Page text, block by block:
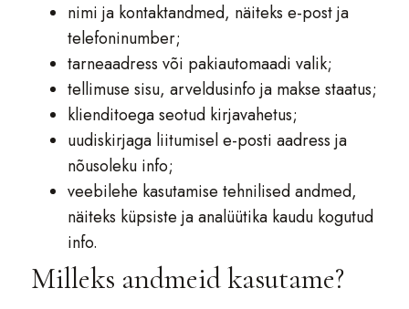
nimi ja kontaktandmed, näiteks e-post ja
telefoninumber;
tarneaadress või pakiautomaadi valik;
tellimuse sisu, arveldusinfo ja makse staatus;
klienditoega seotud kirjavahetus;
uudiskirjaga liitumisel e-posti aadress ja
nõusoleku info;
veebilehe kasutamise tehnilised andmed,
näiteks küpsiste ja analüütika kaudu kogutud
info.
Milleks andmeid kasutame?